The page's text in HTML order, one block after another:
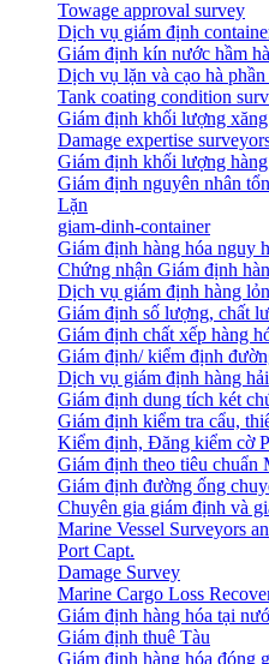
Towage approval survey
Dịch vụ giám định
Giám định kín nước hầm
Dịch vụ lặn và cạo hà
Tank coating condition
Giám định khối lượng xăng
Damage expertise
Giám định khối lượng
Giám định nguyên nhân
Lặn
giam-dinh-container
Giám định hàng hóa nguy
Chứng nhận Giám định
Dịch vụ giám định hàng
Giám định số lượng, chất
Giám định chất xếp hàng
Giám định/ kiểm định
Dịch vụ giám định hàng hải
Giám định dung tích két
Giám định kiểm tra cẩu,
Kiểm định, Đăng kiểm cờ
Giám định theo tiêu chuẩn
Giám định đường ống
Chuyên gia giám định và
Marine Vessel Surveyors
Port Capt.
Damage Survey
Marine Cargo Loss
Giám định hàng hóa tại
Giám định thuê Tàu
Giám định hàng hóa đóng